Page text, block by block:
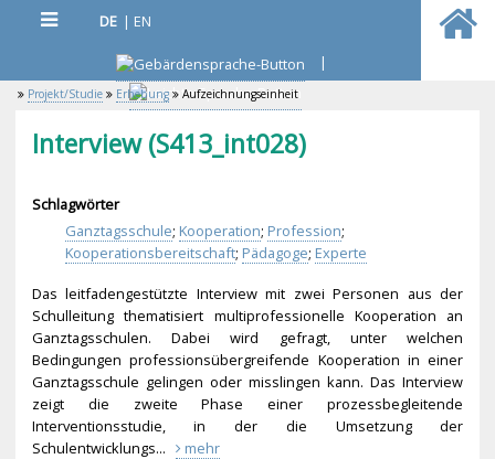
DE | EN
|
Projekt/Studie Erhebung Aufzeichnungseinheit
Interview (S413_int028)
Schlagwörter
Ganztagsschule; Kooperation; Profession;
Kooperationsbereitschaft; Pädagoge; Experte
Das leitfadengestützte Interview mit zwei Personen aus der
Schulleitung thematisiert multiprofessionelle Kooperation an
Ganztagsschulen. Dabei wird gefragt, unter welchen
Bedingungen professionsübergreifende Kooperation in einer
Ganztagsschule gelingen oder misslingen kann. Das Interview
zeigt die zweite Phase einer prozessbegleitende
Interventionsstudie, in der die Umsetzung der
Schulentwicklungs...
mehr